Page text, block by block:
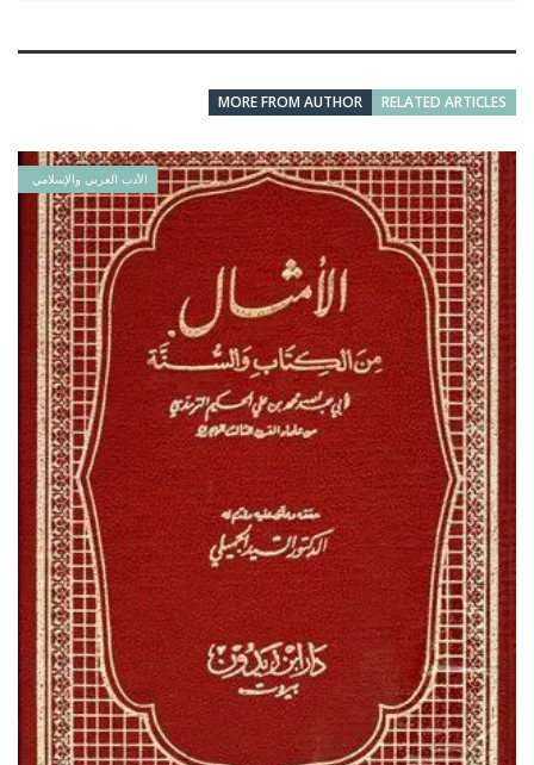
RELATED ARTICLES
MORE FROM AUTHOR
الأدب العربي والإسلامي